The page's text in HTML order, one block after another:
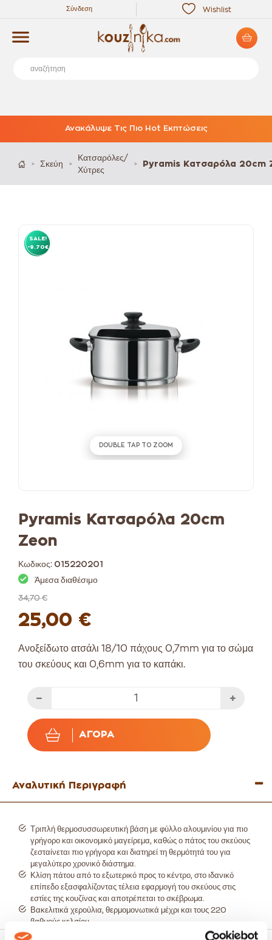
Wishlist
Σύνδεση
Ανακάλυψε Τις Πιο Hot Εκπτώσεις
> Σκεύη >
Κατσαρόλες/
Χύτρες
> Pyramis Κατσαρόλα 20cm
SALE!
-9.70€
DOUBLE TAP TO ZOOM
Pyramis Κατσαρόλα 20cm
Zeon
Κωδικος: 015220201
Άμεσα διαθέσιμο
34,70 €
25,00 €
Ανοξείδωτο ατσάλι 18/10 πάχους 0,7mm για το σώμα
του σκεύους και 0,6mm για το καπάκι.
ΑΓΟΡΆ
Αναλυτική Περιγραφή
Τριπλή θερμοσυσσωρευτική βάση με φύλλο αλουμινίου για πιο
γρήγορο και οικονομικό μαγείρεμα, καθώς ο πάτος του σκεύους
ζεσταίνεται πιο γρήγορα και διατηρεί τη θερμότητά του για
μεγαλύτερο χρονικό διάστημα.
Κλίση πάτου από το εξωτερικό προς το κέντρο, στο ιδανικό
επίπεδο εξασφαλίζοντας τέλεια εφαρμογή του σκεύους στις
εστίες της κουζίνας και αποτρέπεται το σκέβρωμα.
Βακελιτικά χερούλια, θερμομονωτικά μέχρι και τους 220
βαθμούς κελσίου.
Καπάκια με λειτουργικές καμπύλες, οι οποίες επιτρέπουν την